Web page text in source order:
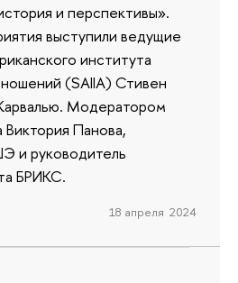
и перспективы».
выступили ведущие
института
(SAIIA) Стивен
Модератором
Панова,
и руководитель
БРИКС.
18 апреля 2024